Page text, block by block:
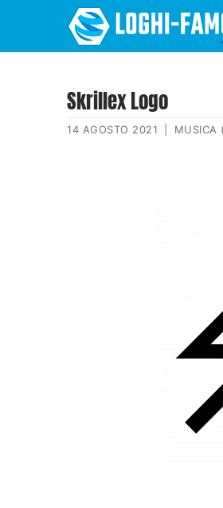
Skrillex Logo
14 AGOSTO 2021 MUSICA